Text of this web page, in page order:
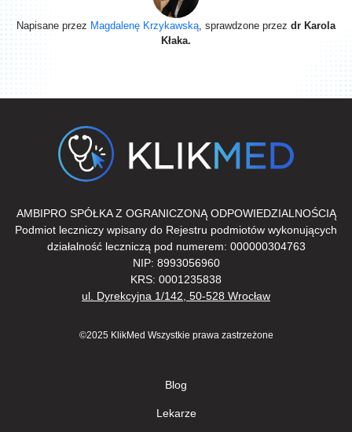
Napisane przez Magdalenę Krzykawską, sprawdzone przez dr Karola
Kłaka.
AMBIPRO SPÓŁKA Z OGRANICZONĄ ODPOWIEDZIALNOŚCIĄ
Podmiot leczniczy wpisany do Rejestru podmiotów wykonujących
działalność leczniczą pod numerem: 000000304763
NIP: 8993056960
KRS: 0001235838
ul. Dyrekcyjna 1/142, 50-528 Wrocław
©2025 KlikMed Wszystkie prawa zastrzeżone
Blog
Lekarze